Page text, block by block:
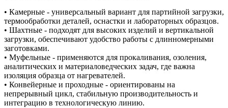
• Камерные - универсальный вариант для партийной загрузки,
термообработки деталей, оснастки и лабораторных образцов.
• Шахтные - подходят для высоких изделий и вертикальной
загрузки, обеспечивают удобство работы с длинномерными
заготовками.
• Муфельные - применяются для прокаливания, озоления,
аналитических и материаловедческих задач, где важна
изоляция образца от нагревателей.
• Конвейерные и проходные - ориентированы на
непрерывный цикл, стабильную производительность и
интеграцию в технологическую линию.